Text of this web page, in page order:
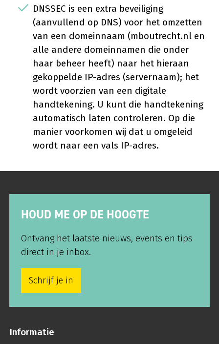
DNSSEC is een extra beveiliging
(aanvullend op DNS) voor het omzetten
van een domeinnaam (mboutrecht.nl en
alle andere domeinnamen die onder
haar beheer heeft) naar het hieraan
gekoppelde IP-adres (servernaam); het
wordt voorzien van een digitale
handtekening. U kunt die handtekening
automatisch laten controleren. Op die
manier voorkomen wij dat u omgeleid
wordt naar een vals IP-adres.
HOUD ME OP DE HOOGTE
Ontvang het laatste nieuws, events en tips
direct in je inbox.
Schrijf je in
Informatie